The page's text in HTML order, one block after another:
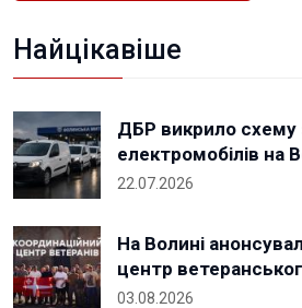
Найцікавіше
ДБР викрило
електромобілів на
22.07.2026
На Волині
центр
03.08.2026